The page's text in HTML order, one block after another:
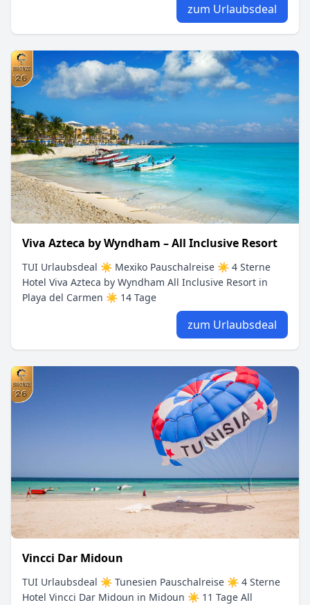
zum Urlaubsdeal
Viva Azteca by Wyndham – All Inclusive Resort
TUI Urlaubsdeal ☀ Mexiko Pauschalreise ☀ 4 Sterne
Hotel Viva Azteca by Wyndham All Inclusive Resort in
Playa del Carmen ☀ 14 Tage
zum Urlaubsdeal
Vincci Dar Midoun
TUI Urlaubsdeal ☀ Tunesien Pauschalreise ☀ 4 Sterne
Hotel Vincci Dar Midoun in Midoun ☀ 11 Tage All